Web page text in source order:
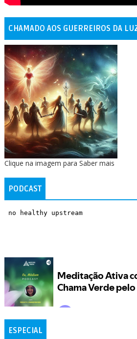
CHAMADO AOS GUERREIROS DA
Clique na imagem para Saber mais
PODCAST
ESPECIAL